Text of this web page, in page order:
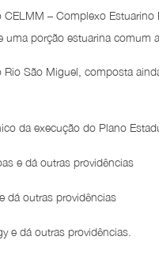
– Complexo
porção estuarina comum
São Miguel, composta
da execução do Plano
e dá outras providências
dá outras providências
e dá outras providências.